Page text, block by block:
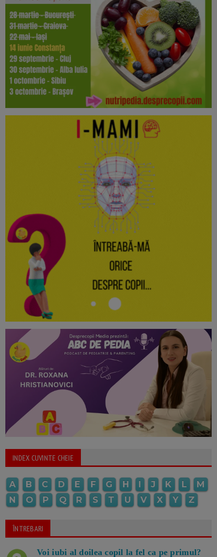
INDEX CUVINTE CHEIE
A B C D E F G H I J K L
M
N
O P Q R S T U V X Y Z
ÎNTREBARI
Voi iubi al doilea copil la fel ca pe primul?